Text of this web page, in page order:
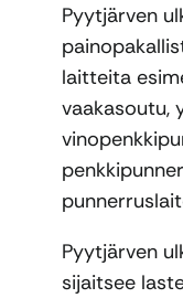
Pyytjärven
laitteita
vaakasoutu,
Pyytjärven
sijaitsee